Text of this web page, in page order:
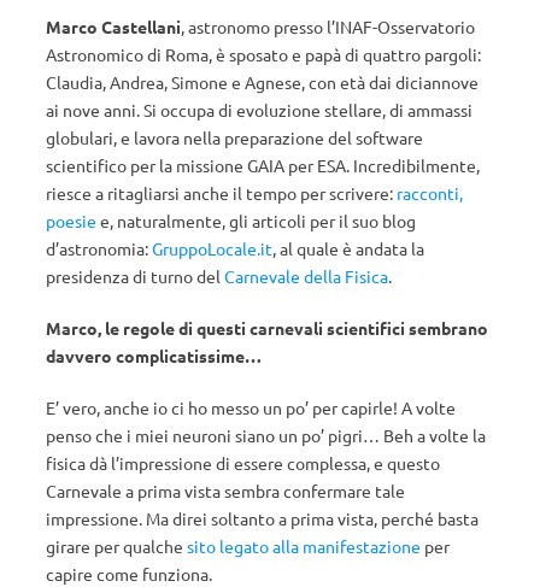
Marco Castellani, astronomo presso l’INAF-Osservatorio
Astronomico di Roma, è sposato e papà di quattro pargoli:
Claudia, Andrea, Simone e Agnese, con età dai diciannove
ai nove anni. Si occupa di evoluzione stellare, di ammassi
globulari, e lavora nella preparazione del software
scientifico per la missione GAIA per ESA. Incredibilmente,
riesce a ritagliarsi anche il tempo per scrivere: racconti,
poesie e, naturalmente, gli articoli per il suo blog
d’astronomia:GruppoLocale.it, al quale è andata la
presidenza di turno del Carnevale della Fisica.
Marco, le regole di questi carnevali scientifici sembrano
davvero complicatissime…
E’ vero, anche io ci ho messo un po’ per capirle! A volte
penso che i miei neuroni siano un po’ pigri… Beh a volte la
fisica dà l’impressione di essere complessa, e questo
Carnevale a prima vista sembra confermare tale
impressione. Ma direi soltanto a prima vista, perché basta
girare per qualche sito legato alla manifestazione per
capire come funziona.